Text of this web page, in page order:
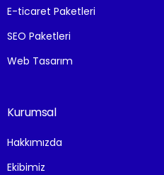
E-ticaret Paketleri
SEO Paketleri
Web Tasarım
Kurumsal
Hakkımızda
Ekibimiz